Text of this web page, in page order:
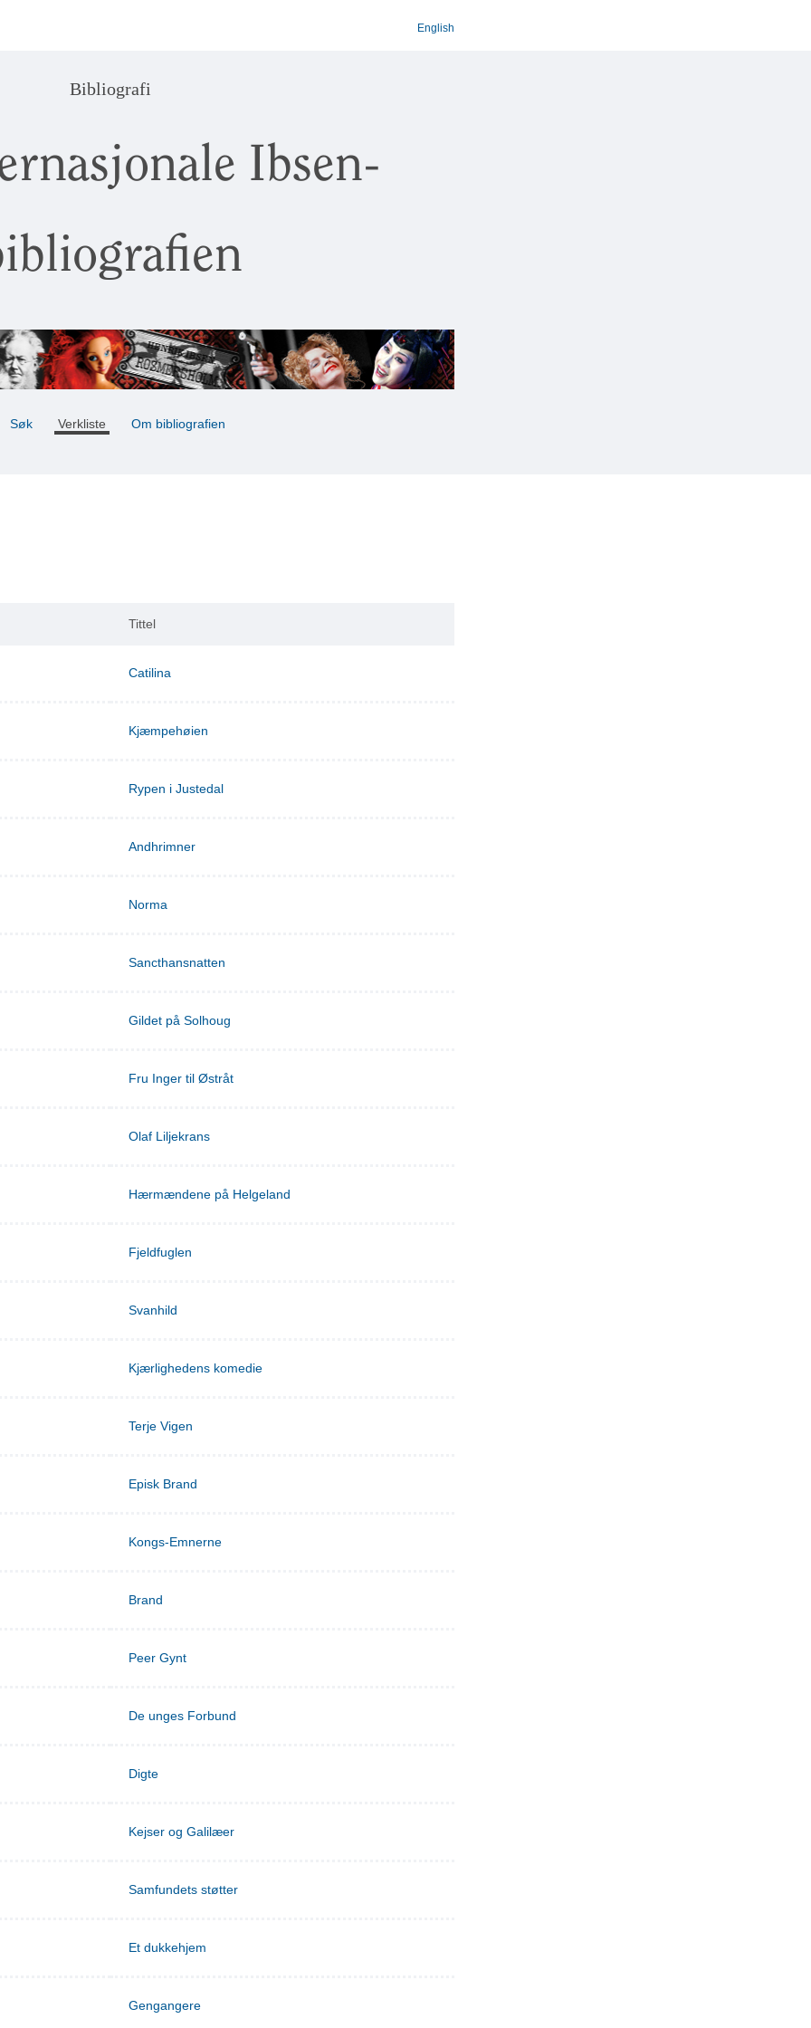
English
Bibliografi
Ibsen-
Søk Verkliste Om bibliografien
Tittel
Catilina
Kjæmpehøien
Rypen i Justedal
Andhrimner
Norma
Sancthansnatten
Gildet på Solhoug
Fru Inger til Østråt
Olaf Liljekrans
Hærmændene på Helgeland
Fjeldfuglen
Svanhild
Kjærlighedens komedie
Terje Vigen
Episk Brand
Kongs-Emnerne
Brand
Peer Gynt
De unges Forbund
Digte
Kejser og Galilæer
Samfundets støtter
Et dukkehjem
Gengangere